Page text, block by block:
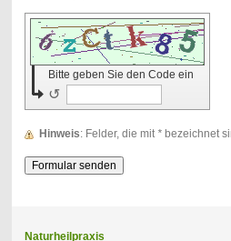
Bitte geben Sie den Code ein
↺
Hinweis : Felder, die mit *bezeichnet
Naturheilpraxis